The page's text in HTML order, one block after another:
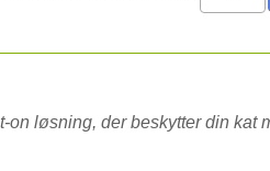
on løsning, der beskytter din